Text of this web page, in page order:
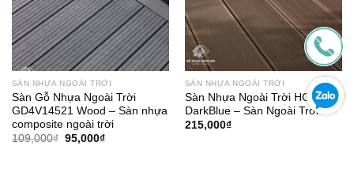
SÀN NHỰA NGOÀI TRỜI
Sàn Gỗ Nhựa Ngoài Trời
GD4V14521 Wood – Sàn nhựa
composite ngoài trời
109,000₫ Giá
95,000₫Giá
SÀN NHỰA NGOÀI TRỜI
Sàn Nhựa Ngoài Trời HG13922
DarkBlue – Sàn Ngoài Trời
215,000₫